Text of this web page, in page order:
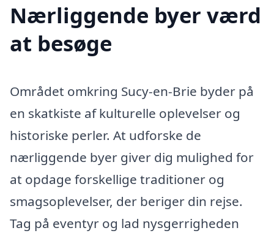
Nærliggende byer værd
at besøge
Området omkring Sucy-en-Brie byder på
en skatkiste af kulturelle oplevelser og
historiske perler. At udforske de
nærliggende byer giver dig mulighed for
at opdage forskellige traditioner og
smagsoplevelser, der beriger din rejse.
Tag på eventyr og lad nysgerrigheden